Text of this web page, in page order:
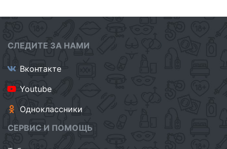
СЛЕДИТЕ ЗА НАМИ
Вконтакте
Youtube
Одноклассники
СЕРВИС И ПОМОЩЬ